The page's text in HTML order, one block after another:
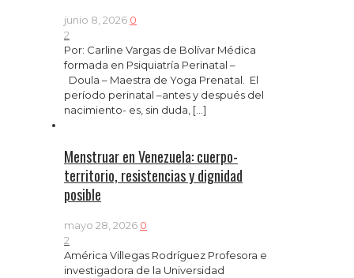
junio 8, 2026 0
2
Por: Carline Vargas de Bolívar Médica
formada en Psiquiatría Perinatal –
Doula – Maestra de Yoga Prenatal. El
período perinatal –antes y después del
nacimiento- es, sin duda, […]
Menstruar en Venezuela: cuerpo-
territorio, resistencias y dignidad
posible
mayo 28, 2026 0
2
América Villegas Rodríguez Profesora e
investigadora de la Universidad